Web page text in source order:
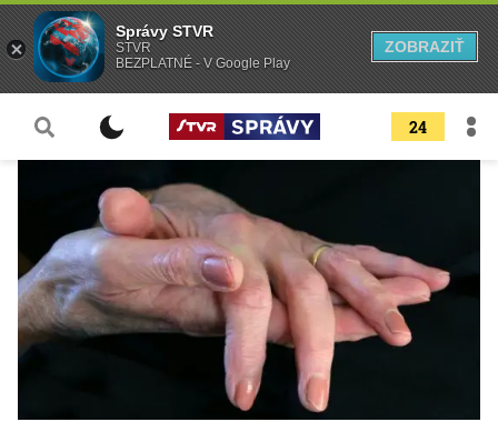
24
Správy STVR
STVR
BEZPLATNÉ - V Google Play
ZOBRAZIŤ